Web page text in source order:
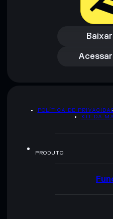
POLÍTICA DE
KIT DA
PRODUTO